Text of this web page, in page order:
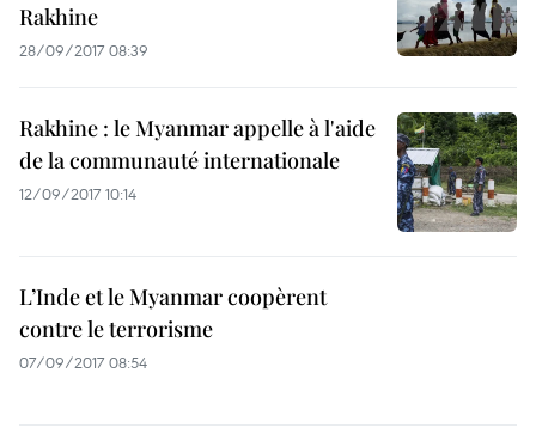
Rakhine
28/09/2017 08:39
Rakhine : le Myanmar appelle à l'aide
de la communauté internationale
12/09/2017 10:14
L’Inde et le Myanmar coopèrent
contre le terrorisme
07/09/2017 08:54